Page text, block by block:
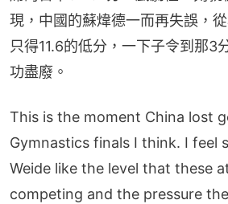
現，中國的蘇煒德一而再失誤，
只得11.6的低分，一下子令到那3
功盡廢。
This is the moment China lost
Gymnastics finals I think. I feel
Weide like the level that these
competing and the pressure